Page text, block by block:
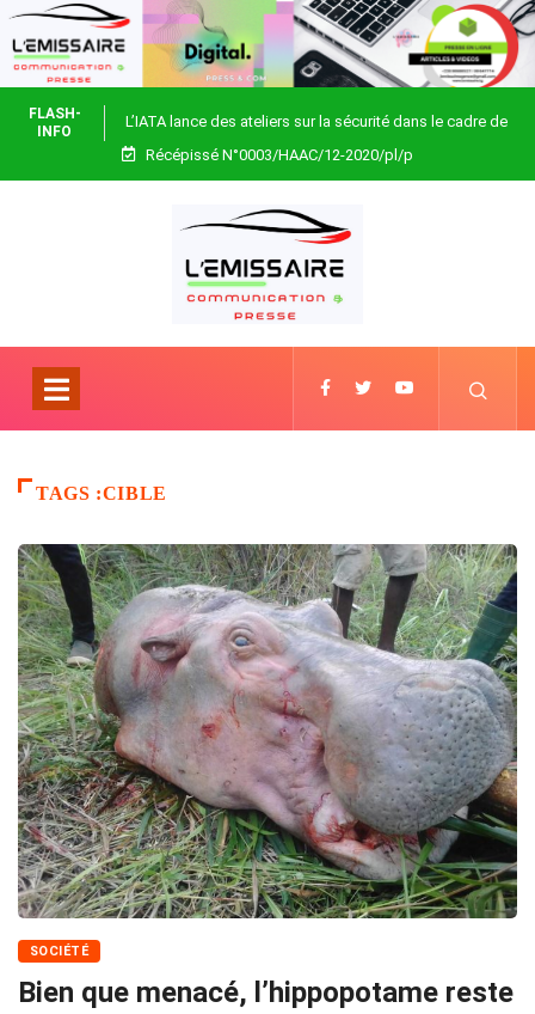
FLASH-
INFO
L’IATA lance des ateliers sur la sécurité dans le cadre de
Focus Africa
Récépissé N°0003/HAAC/12-2020/pl/p
TAGS :CIBLE
SOCIÉTÉ
Bien que menacé, l’hippopotame reste